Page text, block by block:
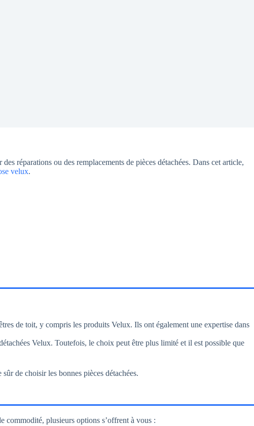
réparations ou des remplacements de pièces détachées. Dans cet article,
velux.
de toit, y compris les produits Velux. Ils ont également une expertise dans
Velux. Toutefois, le choix peut être plus limité et il est possible que
de choisir les bonnes pièces détachées.
commodité, plusieurs options s’offrent à vous :